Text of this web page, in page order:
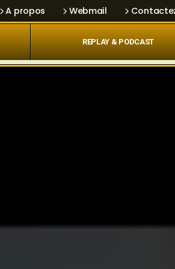
A propos Webmail
REPLAY & PODCAST